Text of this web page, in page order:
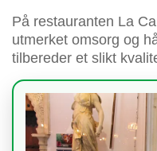
På restauranten La
utmerket omsorg og
tilbereder et slikt